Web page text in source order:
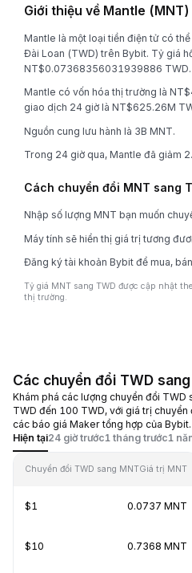
Giới thiệu về Mantle (MNT)
Mantle là một loại tiền điện tử có
Đài Loan (TWD) trên Bybit. Tỷ giá
NT$0.07368356031939886 TWD.
Mantle có vốn hóa thị trường là
giao dịch 24 giờ là NT$625.26M
Nguồn cung lưu hành là 3B MNT.
Trong 24 giờ qua, Mantle đã giảm
Cách chuyển đổi MNT sang
Nhập số lượng MNT bạn muốn
Máy tính sẽ hiển thị giá trị tương
Đăng ký tài khoản Bybit để mua,
Tỷ giá MNT sang TWD được cập nhật
thị trường.
Các chuyển đổi TWD
Khám phá các lượng chuyển đổi
TWD đến 100 TWD, với giá trị
các báo giá Maker tổng hợp của Bybit.
Hiện tại24 giờ trước1 tháng trước1
Chuyển đổi TWD sang MNTGiá trị MNT
$1 0.0737 MNT
$10 0.7368 MNT